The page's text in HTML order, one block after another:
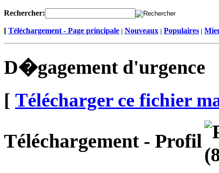
Rechercher:
[ Téléchargement - Page principale | Nouveaux | Populaires |
D�gagement d'urgence
[ Télécharger ce fichier
Téléchargement - Profil